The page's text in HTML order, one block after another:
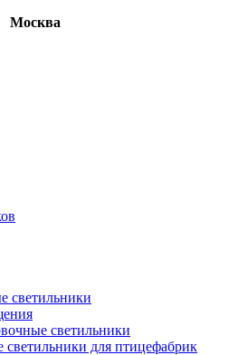
Москва
светильники
светильники
светильники для птицефабрик